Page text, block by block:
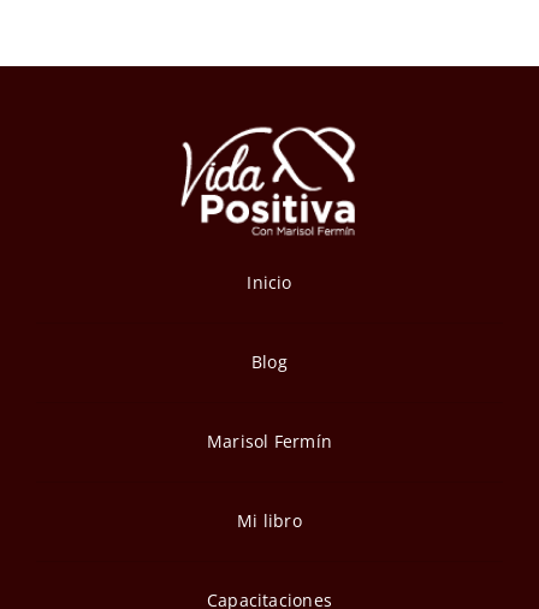
Inicio
Blog
Marisol Fermín
Mi libro
Capacitaciones